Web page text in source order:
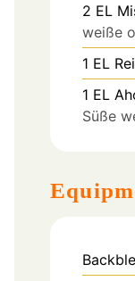
2 EL
weiße
1 EL
1 EL
Süße